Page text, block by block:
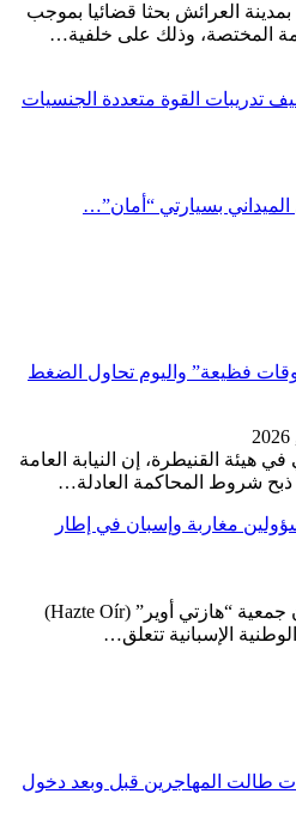
العرائش بحثا قضائيا بموجب
المختصة، وذلك على خلفية…
تدريبات القوة متعددة الجنسيات
بسيارتي “أمان”…
فظيعة” واليوم تحاول الضغط
هيئة القنيطرة، إن النيابة العامة
شروط المحاكمة العادلة…
مغاربة وإسبان في إطار
أفادت وسائل إعلام إسبانية بأن جمعية “هازتي أوير” (Hazte Oír)
الإسبانية تتعلق…
طالت المهاجرين قبل وبعد دخول